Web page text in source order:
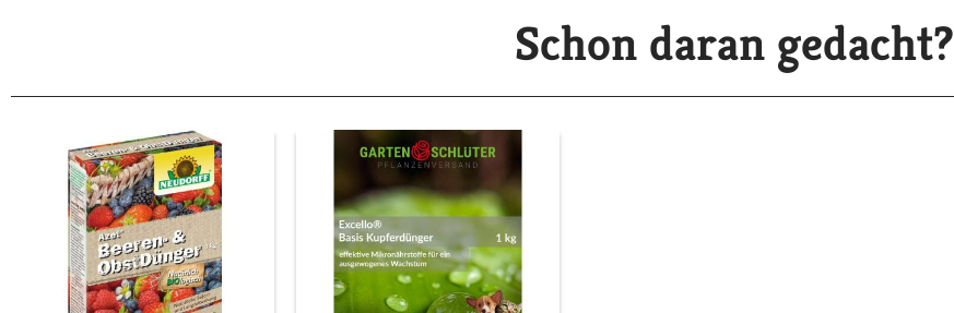
Schon daran gedacht?